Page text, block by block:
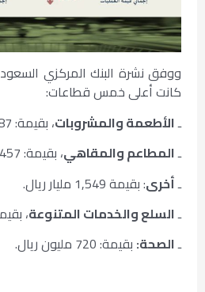
ووفق نشرة البنك المركزي
كانت أعلى خمس قطاعات:
ـالأطعمة والمشروبات، بقيمة: 1,587 مليار ريال.
ـالمطاعم والمقاهي، بقيمة: 1,457 مليار ريال.
ـأخرى: بقيمة 1,549 مليار ريال.
ـالسلع والخدمات المتنوعة، بقيمة: 1,178
ـالصحة: بقيمة: 720 مليون ريال.